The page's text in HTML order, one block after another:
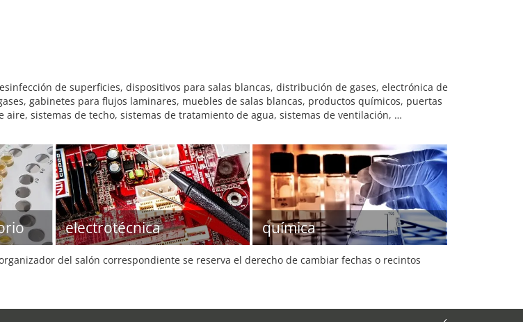
de superficies, dispositivos para salas blancas, distribución de gases, electrónica de
gabinetes para flujos laminares, muebles de salas blancas, productos químicos, puertas
sistemas de techo, sistemas de tratamiento de agua, sistemas de ventilación, …
electrotécnica química
del salón correspondiente se reserva el derecho de cambiar fechas o recintos